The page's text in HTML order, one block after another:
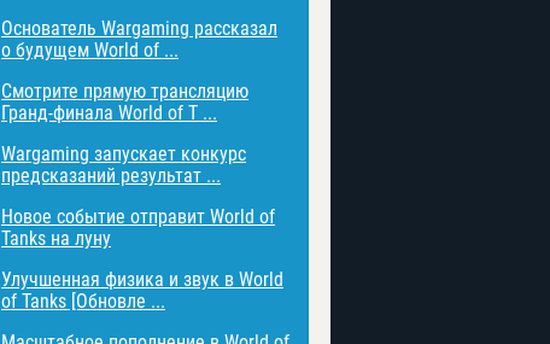
Основатель Wargaming рассказал
о будущем World of ...
Смотрите прямую трансляцию
Гранд-финала World of T ...
Wargaming запускает конкурс
предсказаний результат ...
Новое событие отправит World of
Tanks на луну
Улучшенная физика и звук в World
of Tanks [Обновле ...